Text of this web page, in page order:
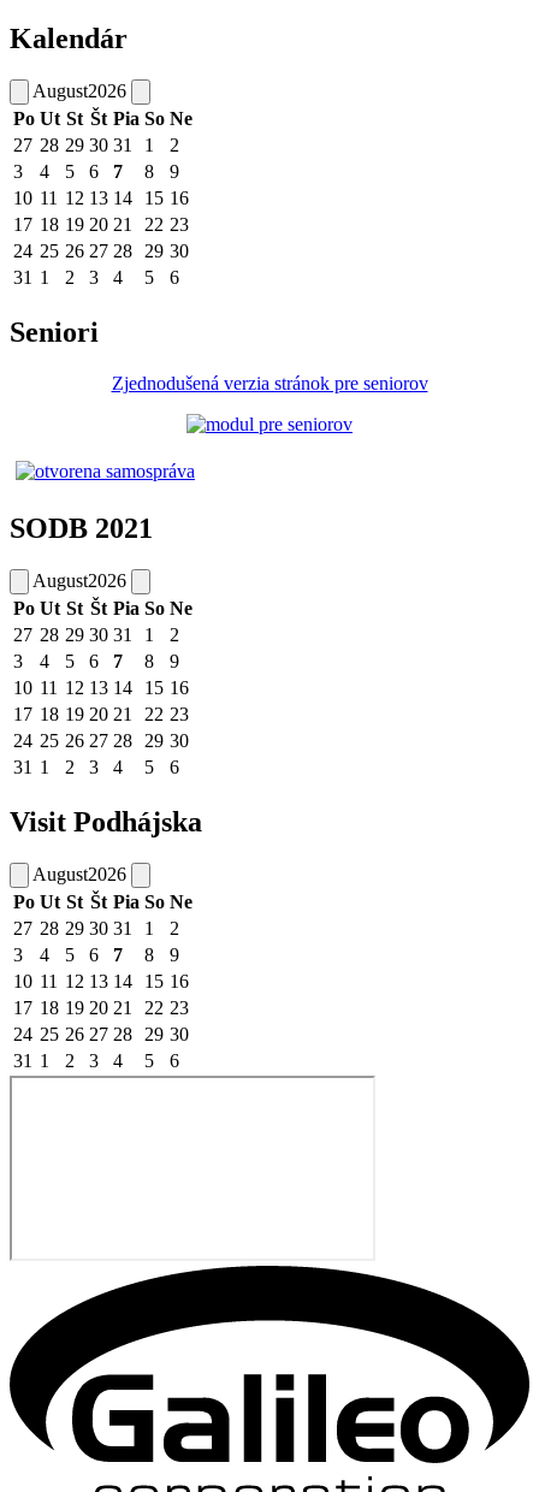
Kalendár
August2026
Po Ut St Št Pia So Ne
27 28 29 30 31 1
2
3
4 5 6 7 8
9
10 11 12 13 14 15 16
17 18 19 20 21 22 23
24 25 26 27 28 29 30
31 1 2 3 4 5 6
Seniori
Zjednodušená verzia stránok pre seniorov
SODB 2021
August2026
Po Ut St Št Pia So Ne
27 28 29 30 31 1
2
3
4 5 6 7 8
9
10 11 12 13 14 15 16
17 18 19 20 21 22 23
24 25 26 27 28 29 30
31 1 2 3 4 5 6
Visit Podhájska
August2026
Po Ut St Št Pia So Ne
27 28 29 30 31 1
2
3
4 5 6 7 8
9
10 11 12 13 14 15 16
17 18 19 20 21 22 23
24 25 26 27 28 29 30
31 1 2 3 4 5 6